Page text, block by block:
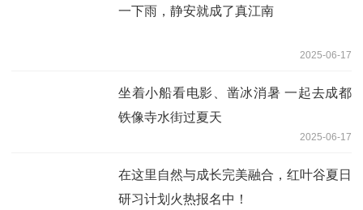
一下雨，静安就成了真江南
2025-06-17
坐着小船看电影、凿冰消暑 一起去成都
铁像寺水街过夏天
2025-06-17
在这里自然与成长完美融合，红叶谷夏日
研习计划火热报名中！